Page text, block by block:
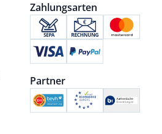
Zahlungsarten
Partner